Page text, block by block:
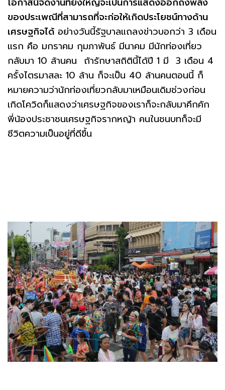
ของประเพณีที่สามารถที่จะก่อให้เกิดประโยชน์ทางด้าน
เศรษฐกิจได้ อย่างวันนี้รัฐบาลแถลงข่าวบอกว่า 3 เดือน
แรก คือ มกราคม กุมภาพันธ์ มีนาคม มีนักท่องเที่ยว
กลับมา 10 ล้านคน ถ้ารักษาสถิตินี้ได้ปี 1 มี 3 เดือน 4
ครั้งไตรมาสละ 10 ล้าน ก็จะเป็น 40 ล้านคนตอนนี้ ก็
หมายความว่านักท่องเที่ยวกลับมาเหมือนเดิมช่วงก่อน
เกิดโควิดก็แสดงว่าเศรษฐกิจของเราก็จะกลับมาคึกคัก
พี่น้องประชาชนเศรษฐกิจรากหญ้า คนในชนบทก็จะมี
ชีวิตความเป็นอยู่ที่ดีขึ้น